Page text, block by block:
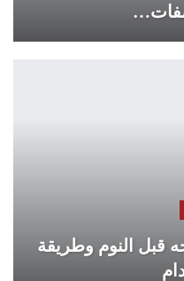
قبل النوم وطريقة